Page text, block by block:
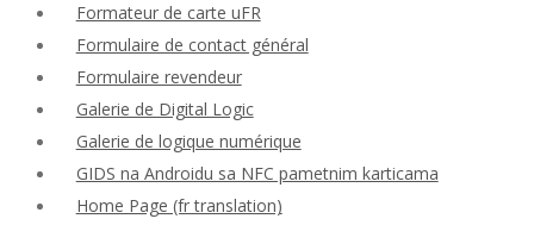
Formateur de carte uFR
Formulaire de contact général
Formulaire revendeur
Galerie de Digital Logic
Galerie de logique numérique
GIDS na Androidu sa NFC pametnim karticama
Home Page (fr translation)